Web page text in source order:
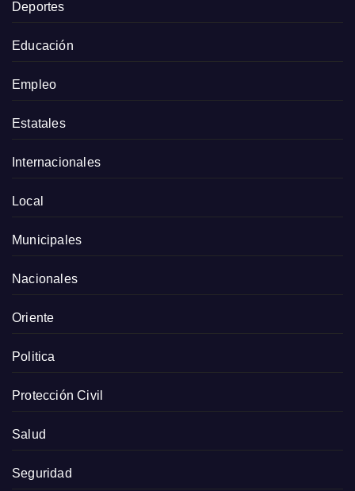
Deportes
Educación
Empleo
Estatales
Internacionales
Local
Municipales
Nacionales
Oriente
Politica
Protección Civil
Salud
Seguridad